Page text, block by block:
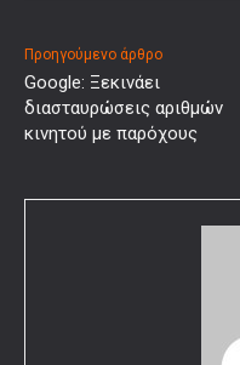
Προηγούμενο άρθρο
Google: Ξεκινάει
διασταυρώσεις αριθμών
κινητού με παρόχους